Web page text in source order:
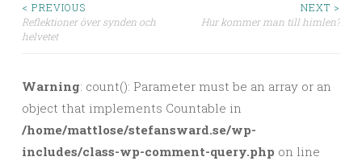
Post navigation
< PREVIOUS
Reflektioner över synden och
helvetet
NEXT >
Hur kommer man till himlen?
Warning: count(): Parameter must be an array or an
object that implements Countable in
/home/mattlose/stefansward.se/wp-
includes/class-wp-comment-query.php on line